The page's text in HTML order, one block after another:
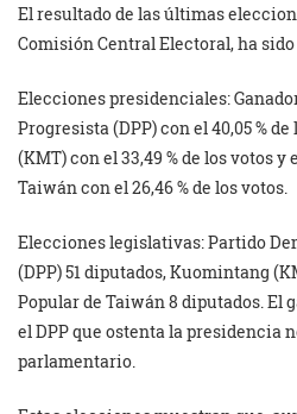
El resultado de las últimas
Comisión Central Electoral, ha
Elecciones presidenciales:
Progresista (DPP) con el 40,05 %
(KMT) con el 33,49 % de los votos
Taiwán con el 26,46 % de los votos.
Elecciones legislativas: Partido
(DPP) 51 diputados, Kuomintang
Popular de Taiwán 8 diputados. El
el DPP que ostenta la presidencia
parlamentario.